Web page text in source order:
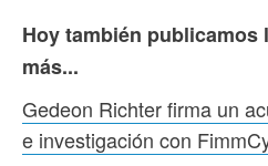
Hoy también
más...
Gedeon Richter firma un
e investigación con